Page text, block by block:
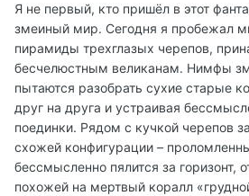
Я не первый, кто пришёл в этот
змеиный мир. Сегодня я пробежал
пирамиды трехглазых черепов,
бесчелюстным великанам. Нимфы
пытаются разобрать сухие старые
друг на друга и устраивая
поединки. Рядом с кучкой черепов
схожей конфигурации –
бессмысленно пялится за горизонт,
похожей на мертвый коралл